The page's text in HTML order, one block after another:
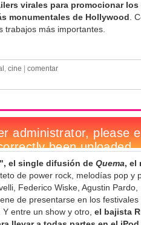
virales para promocionar los
monumentales de Hollywood .
trabajos más importantes.
, cine
comentar
el single difusión de Quema, el
de power rock, melodías pop y
Federico Wiske, Agustin Pardo,
de presentarse en los festivales
entre un show y otro, el bajista